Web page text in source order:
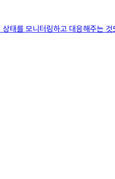
태를 모니터링하고 대응해주는